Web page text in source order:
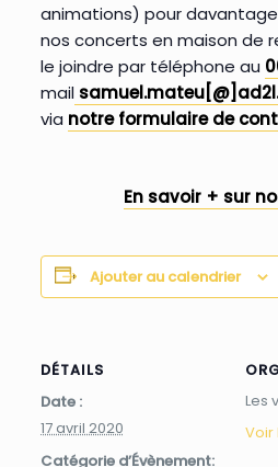
animations) pour
nos concerts en maison de
le joindre par téléphone au
mail
via notre formulaire de
En savoir + sur
Ajouter au calendrier
DÉTAILS
Date :
17 avril 2020
Catégorie d’Évènement:
Les
Voir